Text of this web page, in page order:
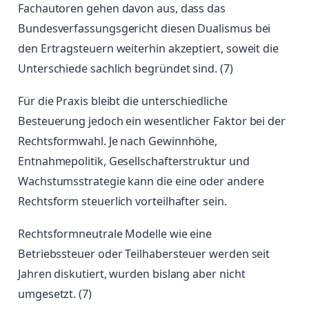
Fachautoren gehen davon aus, dass das
Bundesverfassungsgericht diesen Dualismus bei
den Ertragsteuern weiterhin akzeptiert, soweit die
Unterschiede sachlich begründet sind. (7)
Für die Praxis bleibt die unterschiedliche
Besteuerung jedoch ein wesentlicher Faktor bei der
Rechtsformwahl. Je nach Gewinnhöhe,
Entnahmepolitik, Gesellschafterstruktur und
Wachstumsstrategie kann die eine oder andere
Rechtsform steuerlich vorteilhafter sein.
Rechtsformneutrale Modelle wie eine
Betriebssteuer oder Teilhabersteuer werden seit
Jahren diskutiert, wurden bislang aber nicht
umgesetzt. (7)